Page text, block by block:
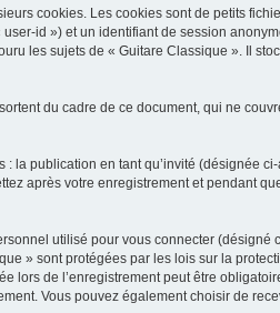
cookies. Les cookies sont de petits
id ») et un identifiant de session
les sujets de « Guitare Classique ». Il
du cadre de ce document, qui ne
la publication en tant qu’invité (désignée
après votre enregistrement et pendant
utilisé pour vous connecter (désigné
» sont protégées par les lois sur la
lors de l’enregistrement peut être
Vous pouvez également choisir de